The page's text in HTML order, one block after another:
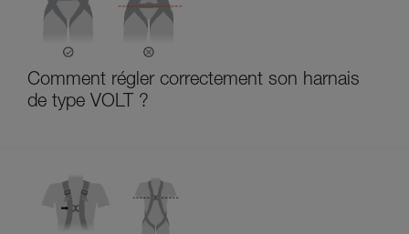
Comment régler correctement son harnais
de type VOLT ?